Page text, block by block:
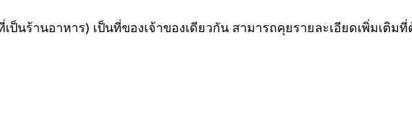
นร้านอาหาร) เป็นที่ของเจ้าของเดียวกัน สามารถคุยรายละเอียดเพิ่มเติมที่